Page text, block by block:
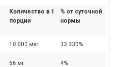
Количество в 1
порции
% от суточной
нормы
10 000 мкг 33 330%
66 мг 4%